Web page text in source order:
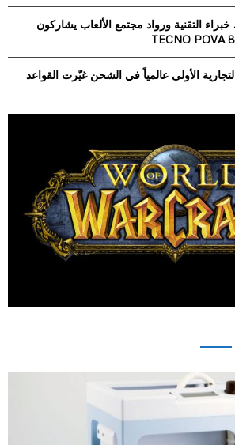
H
التقنية ورواد مجتمع الألعاب يشاركون
الأولى عالمياً في الشحن غيّرت القواعد